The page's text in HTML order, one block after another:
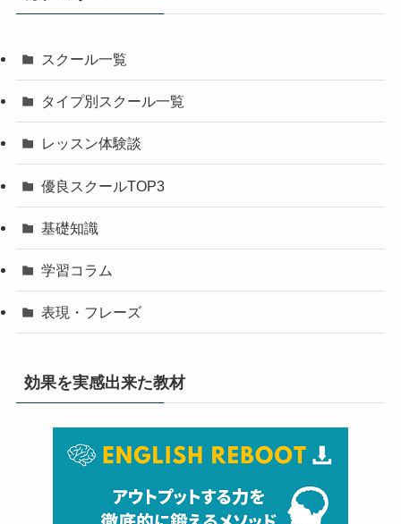
スクール一覧
タイプ別スクール一覧
レッスン体験談
優良スクールTOP3
基礎知識
学習コラム
表現・フレーズ
効果を実感出来た教材